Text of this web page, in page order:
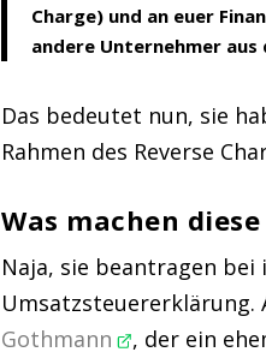
Charge) und an euer
andere Unternehmer aus
Das bedeutet nun, sie
Rahmen des Reverse
Was machen
Naja, sie beantragen
Umsatzsteuererklärung.
Gothmann , der ein